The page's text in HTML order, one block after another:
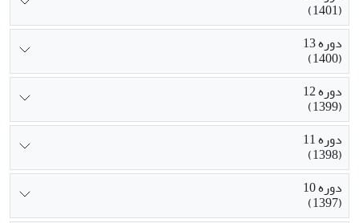
(1401)
دوره 13
(1400)
دوره 12
(1399)
دوره 11
(1398)
دوره 10
(1397)